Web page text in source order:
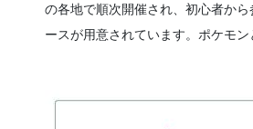
の各地で順次開催され、初心者か
ースが用意されています。ポケモン